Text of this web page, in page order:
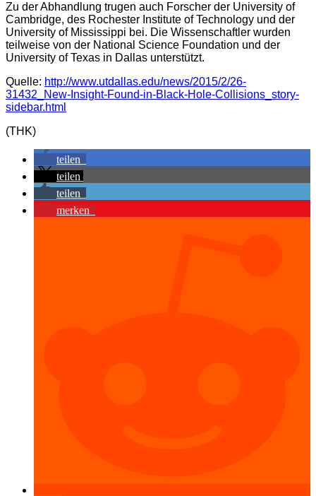
Zu der Abhandlung trugen auch Forscher der University of
Cambridge, des Rochester Institute of Technology und der
University of Mississippi bei. Die Wissenschaftler wurden
teilweise von der National Science Foundation und der
University of Texas in Dallas unterstützt.
Quelle: http://www.utdallas.edu/news/2015/2/26-
31432_New-Insight-Found-in-Black-Hole-Collisions_story-
sidebar.html
(THK)
teilen
teilen
teilen
merken